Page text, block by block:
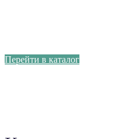
Перейти в каталог